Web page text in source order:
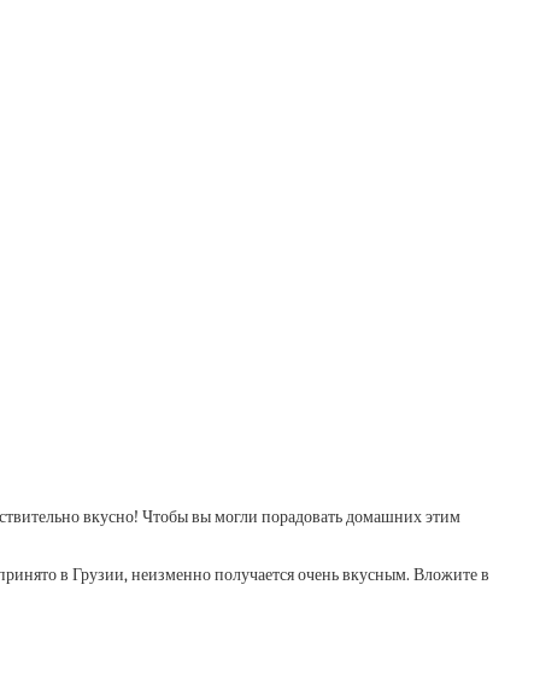
вкусно! Чтобы вы могли порадовать домашних этим
в Грузии, неизменно получается очень вкусным. Вложите в